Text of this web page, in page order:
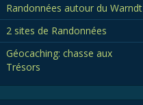
Randonnées autour du Warndt
2 sites de Randonnées
Géocaching: chasse aux
Trésors